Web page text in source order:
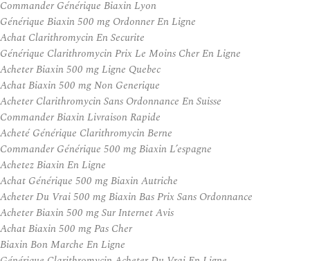
Commander Générique Biaxin Lyon
Générique Biaxin 500 mg Ordonner En Ligne
Achat Clarithromycin En Securite
Générique Clarithromycin Prix Le Moins Cher En Ligne
Acheter Biaxin 500 mg Ligne Quebec
Achat Biaxin 500 mg Non Generique
Acheter Clarithromycin Sans Ordonnance En Suisse
Commander Biaxin Livraison Rapide
Acheté Générique Clarithromycin Berne
Commander Générique 500 mg Biaxin L’espagne
Achetez Biaxin En Ligne
Achat Générique 500 mg Biaxin Autriche
Acheter Du Vrai 500 mg Biaxin Bas Prix Sans Ordonnance
Acheter Biaxin 500 mg Sur Internet Avis
Achat Biaxin 500 mg Pas Cher
Biaxin Bon Marche En Ligne